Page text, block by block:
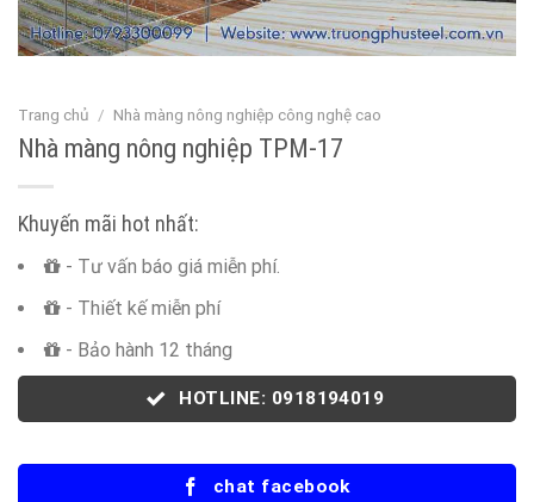
Trang chủ / Nhà màng nông nghiệp công nghệ cao
Nhà màng nông nghiệp TPM-17
Khuyến mãi hot nhất:
- Tư vấn báo giá miễn phí.
- Thiết kế miễn phí
- Bảo hành 12 tháng
HOTLINE: 0918194019
chat facebook